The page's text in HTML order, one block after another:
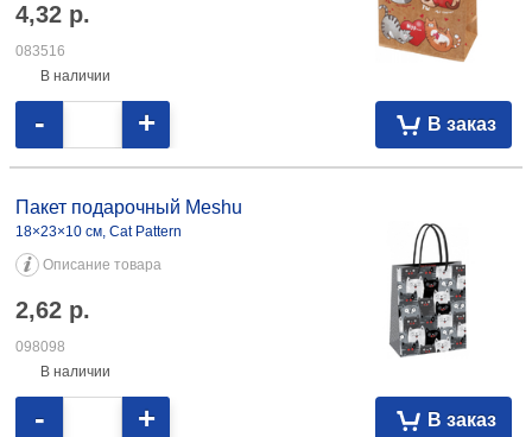
4,32 р.
083516
В наличии
В заказ
- +
Пакет подарочный Meshu
18×23×10 см, Cat Pattern
Описание товара
2,62 р.
098098
В наличии
В заказ
- +